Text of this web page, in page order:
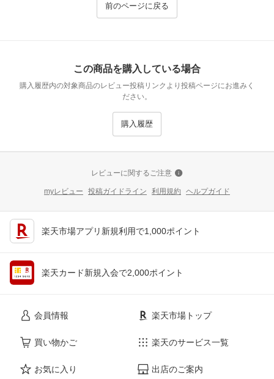
前のページに戻る
この商品を購入している場合
購入履歴内の対象商品のレビュー投稿リンクより投稿ページにお進みく
ださい。
購入履歴
レビューに関するご注意
myレビュー 投稿ガイドライン 利用規約 ヘルプガイド
楽天市場アプリ新規利用で1,000ポイント
楽天カード新規入会で2,000ポイント
会員情報
買い物かご
お気に入り
楽天市場トップ
楽天のサービス一覧
出店のご案内